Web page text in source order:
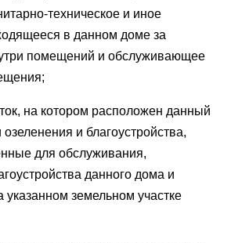
техническое и иное
в данном доме за
помещений и обслуживающее
на котором расположен данный
и благоустройства,
для обслуживания,
данного дома и
земельном участке